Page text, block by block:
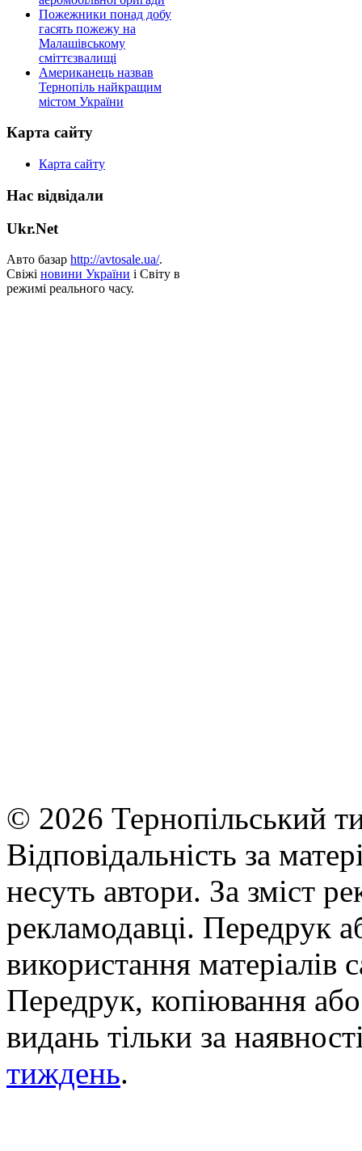
Пожежники понад добу
гасять пожежу на
Малашівському
сміттєзвалищі
Американець назвав
Тернопіль найкращим
містом України
Карта сайту
Карта сайту
Нас відвідали
Ukr.Net
Авто базар http://avtosale.ua/.
Свіжі новини України і Світу в
режимі реального часу.
© 2026 Тернопільський
Відповідальність за
несуть автори. За зміст
рекламодавці. Передрук
використання матеріалів
Передрук, копіювання
видань тільки за
тиждень.